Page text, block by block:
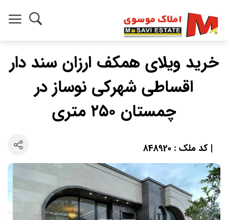
خرید ویلای همکف ارزان سند دار
اقساطی شهرکی نوساز در
چمستان ۲۵۰ متری
| کد ملک : 848920